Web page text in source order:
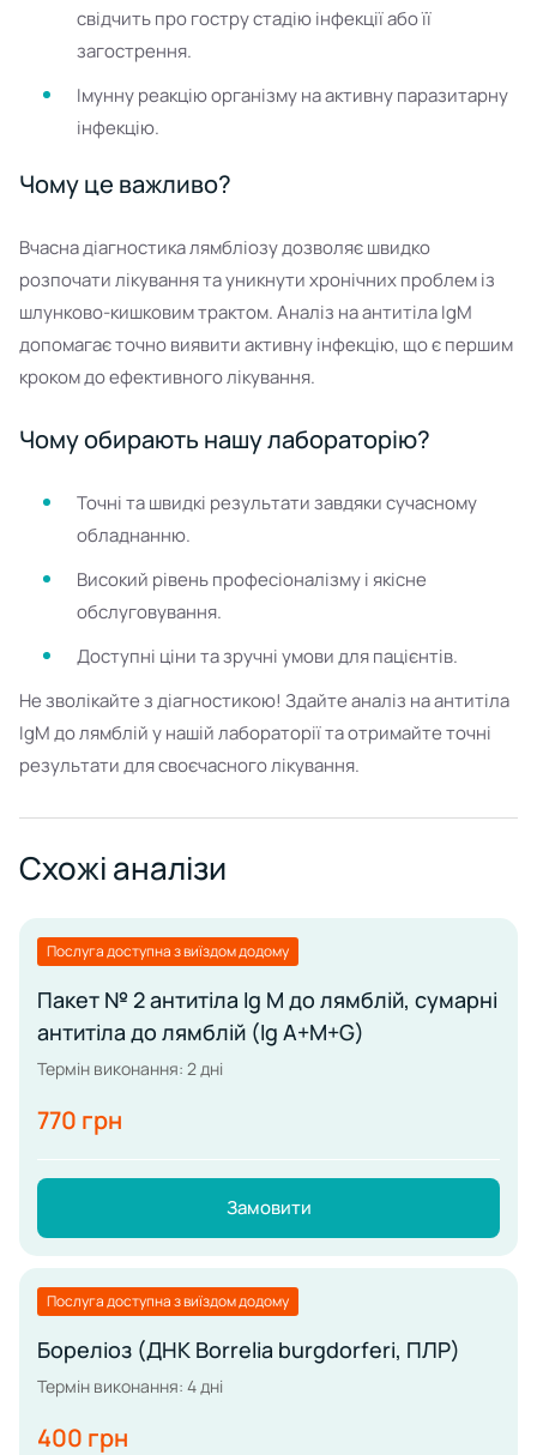
свідчить про гостру стадію інфекції або її
загострення.
Імунну реакцію організму на активну паразитарну
інфекцію.
Чому це важливо?
Вчасна діагностика лямбліозу дозволяє швидко
розпочати лікування та уникнути хронічних проблем із
шлунково-кишковим трактом. Аналіз на антитіла IgM
допомагає точно виявити активну інфекцію, що є першим
кроком до ефективного лікування.
Чому обирають нашу лабораторію?
Точні та швидкі результати завдяки сучасному
обладнанню.
Високий рівень професіоналізму і якісне
обслуговування.
Доступні ціни та зручні умови для пацієнтів.
Не зволікайте з діагностикою! Здайте аналіз на антитіла
IgM до лямблій у нашій лабораторії та отримайте точні
результати для своєчасного лікування.
Схожі аналізи
Послуга доступна з виїздом додому
Пакет № 2 антитіла Ig М до лямблій, сумарні
антитіла до лямблій (Ig А+М+G)
Термін виконання: 2 дні
770 грн
Замовити
Послуга доступна з виїздом додому
Бореліоз (ДНК Borrelia burgdorferi, ПЛР)
Термін виконання: 4 дні
400 грн